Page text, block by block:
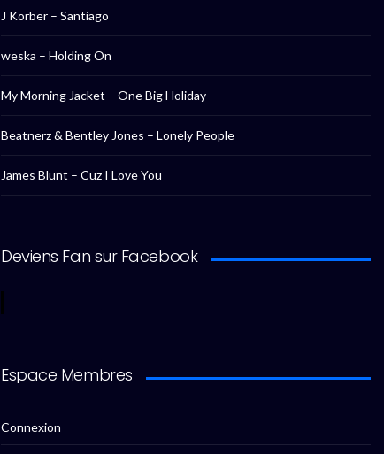
J Korber – Santiago
weska – Holding On
My Morning Jacket – One Big Holiday
Beatnerz & Bentley Jones – Lonely People
James Blunt – Cuz I Love You
Deviens Fan sur Facebook
Espace Membres
Connexion